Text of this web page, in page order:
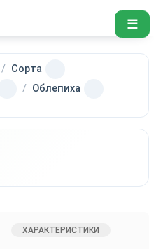
☰
Сорта
Облепиха
ХАРАКТЕРИСТИКИ